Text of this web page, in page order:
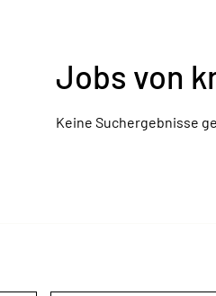
Jobs von
Keine Suchergebnisse